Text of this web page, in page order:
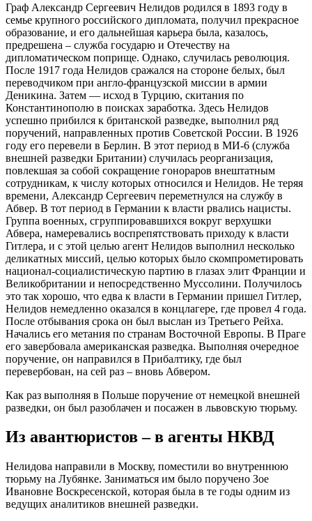
Граф Александр Сергеевич Нелидов родился в 1893 году в
семье крупного российского дипломата, получил прекрасное
образование, и его дальнейшая карьера была, казалось,
предрешена – служба государю и Отечеству на
дипломатическом поприще. Однако, случилась революция.
После 1917 года Нелидов сражался на стороне белых, был
переводчиком при англо-французской миссии в армии
Деникина. Затем — исход в Турцию, скитания по
Константинополю в поисках заработка. Здесь Нелидов
успешно прибился к британской разведке, выполнил ряд
поручений, направленных против Советской России. В 1926
году его перевели в Берлин. В этот период в МИ-6 (служба
внешней разведки Британии) случилась реорганизация,
повлекшая за собой сокращение гонораров внештатным
сотрудникам, к числу которых относился и Нелидов. Не теряя
времени, Александр Сергеевич переметнулся на службу в
Абвер. В тот период в Германии к власти рвались нацисты.
Группа военных, сгруппировавшихся вокруг верхушки
Абвера, намеревались воспрепятствовать приходу к власти
Гитлера, и с этой целью агент Нелидов выполнил несколько
деликатных миссий, целью которых было скомпрометировать
национал-социалистическую партию в глазах элит Франции и
Великобритании и непосредственно Муссолини. Получилось
это так хорошо, что едва к власти в Германии пришел Гитлер,
Нелидов немедленно оказался в концлагере, где провел 4 года.
После отбывания срока он был выслан из Третьего Рейха.
Начались его метания по странам Восточной Европы. В Праге
его завербовала американская разведка. Выполняя очередное
поручение, он направился в Прибалтику, где был
перевербован, на сей раз – вновь Абвером.
Как раз выполняя в Польше поручение от немецкой внешней
разведки, он был разоблачен и посажен в львовскую тюрьму.
Из авантюристов – в агенты НКВД
Нелидова направили в Москву, поместили во внутреннюю
тюрьму на Лубянке. Заниматься им было поручено Зое
Ивановне Воскресенской, которая была в те годы одним из
ведущих аналитиков внешней разведки.